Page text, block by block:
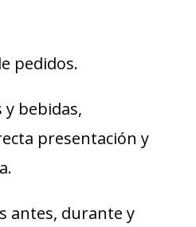
pedidos.
y bebidas,
presentación y
antes, durante y